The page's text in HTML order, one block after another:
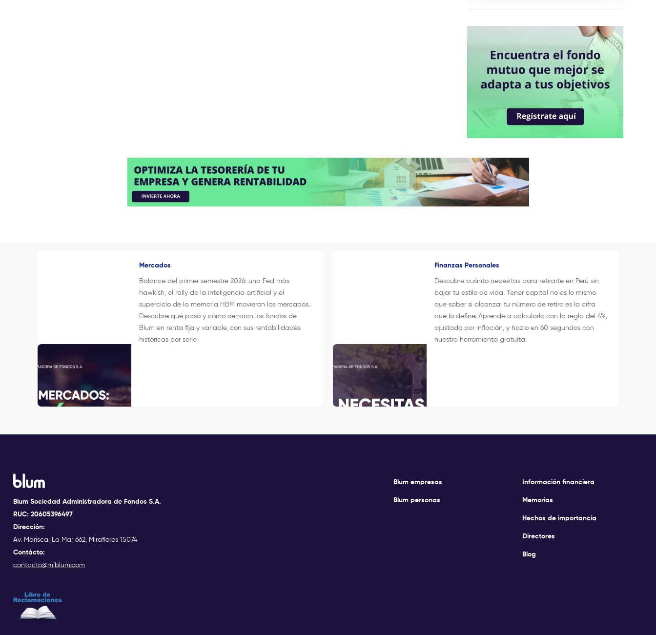
Blum Renta Global
Blum Dynamic Macro Strategy
Blum USA 500
Blum Capital Global
Mercados
Balance del primer semestre 2026: una Fed más
hawkish, el rally de la inteligencia artificial y el
superciclo de la memoria HBM movieron los mercados.
Descubre qué pasó y cómo cerraron los fondos de
Blum en renta fija y variable, con sus rentabilidades
históricas por serie.
Finanzas Personales
Descubre cuánto necesitas para retirarte en Perú sin
bajar tu estilo de vida. Tener capital no es lo mismo
que saber si alcanza: tu número de retiro es la cifra
que lo define. Aprende a calcularlo con la regla del 4%,
ajustado por inflación, y hazlo en 60 segundos con
nuestra herramienta gratuita.
Blum Sociedad Administradora de Fondos S.A.
RUC: 20605396497
Dirección:
Av. Mariscal La Mar 662, Miraflores 15074
Contácto:
contacto@miblum.com
Blum empresas
Blum personas
Información financiera
Memorias
Hechos de importancia
Directores
Blog